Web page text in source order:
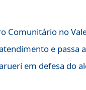
Comunitário no
e
em defesa do